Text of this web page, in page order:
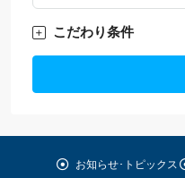
こだわり条件
お知らせ･トピックス